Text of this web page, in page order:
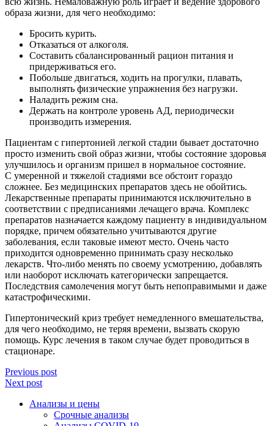
образа жизни, для чего необходимо:
Бросить курить.
Отказаться от алкоголя.
Составить сбалансированный рацион питания и
придерживаться его.
Побольше двигаться, ходить на прогулки, плавать,
выполнять физические упражнения без нагрузки.
Наладить режим сна.
Держать на контроле уровень АД, периодически
производить измерения.
Пациентам с гипертонией легкой стадии бывает достаточно
просто изменить свой образ жизни, чтобы состояние здоровья
улучшилось и организм пришел в нормальное состояние.
С умеренной и тяжелой стадиями все обстоит гораздо
сложнее. Без медицинских препаратов здесь не обойтись.
Лекарственные препараты принимаются исключительно в
соответствии с предписаниями лечащего врача. Комплекс
препаратов назначается каждому пациенту в индивидуальном
порядке, причем обязательно учитываются другие
заболевания, если таковые имеют место. Очень часто
приходится одновременно принимать сразу несколько
лекарств. Что-либо менять по своему усмотрению, добавлять
или наоборот исключать категорически запрещается.
Последствия самолечения могут быть непоправимыми и даже
катастрофическими.
Гипертонический криз требует немедленного вмешательства,
для чего необходимо, не теряя времени, вызвать скорую
помощь. Курс лечения в таком случае будет проводиться в
стационаре.
Previous post
Next post
Анализы и цены
Срочные анализы